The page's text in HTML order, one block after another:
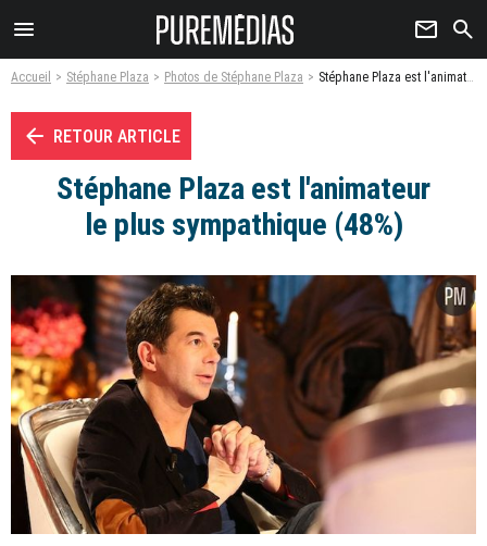
menu newsletter search
Accueil Stéphane Plaza Photos de Stéphane Plaza Stéphane Plaza est l'animateur le plus sympathique (48%) - Photo
arrow_left RETOUR ARTICLE
Stéphane Plaza est l'animateur
le plus sympathique (48%)